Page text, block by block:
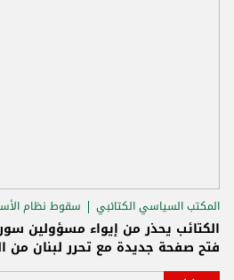
المكتب السياسي الكتائبي سقوط نظام
الكتائب يحذر من إيواء مسؤولين
فتح صفحة جديدة مع تحرر لبنان من